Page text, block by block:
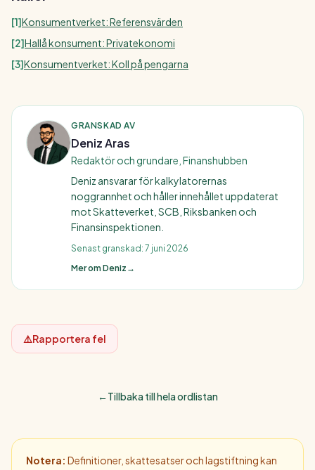
[1]Konsumentverket: Referensvärden
[2]Hallå konsument: Privatekonomi
[3]Konsumentverket: Koll på pengarna
GRANSKAD AV
Deniz Aras
Redaktör och grundare, Finanshubben
Deniz ansvarar för kalkylatorernas
noggrannhet och håller innehållet uppdaterat
mot Skatteverket, SCB, Riksbanken och
Finansinspektionen.
Senast granskad: 7 juni 2026
Mer om Deniz →
⚠️Rapportera fel
←Tillbaka till hela ordlistan
Notera: Definitioner, skattesatser och lagstiftning kan